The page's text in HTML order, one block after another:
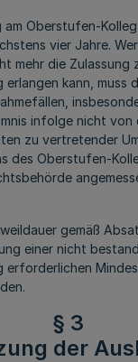
am Oberstufen-
vier Jahre.
mehr die Zulassung
kann, muss
infolge nicht von
zu vertretender
des Oberstufen-
gemäß
einer nicht
erforderlichen
§ 3
der